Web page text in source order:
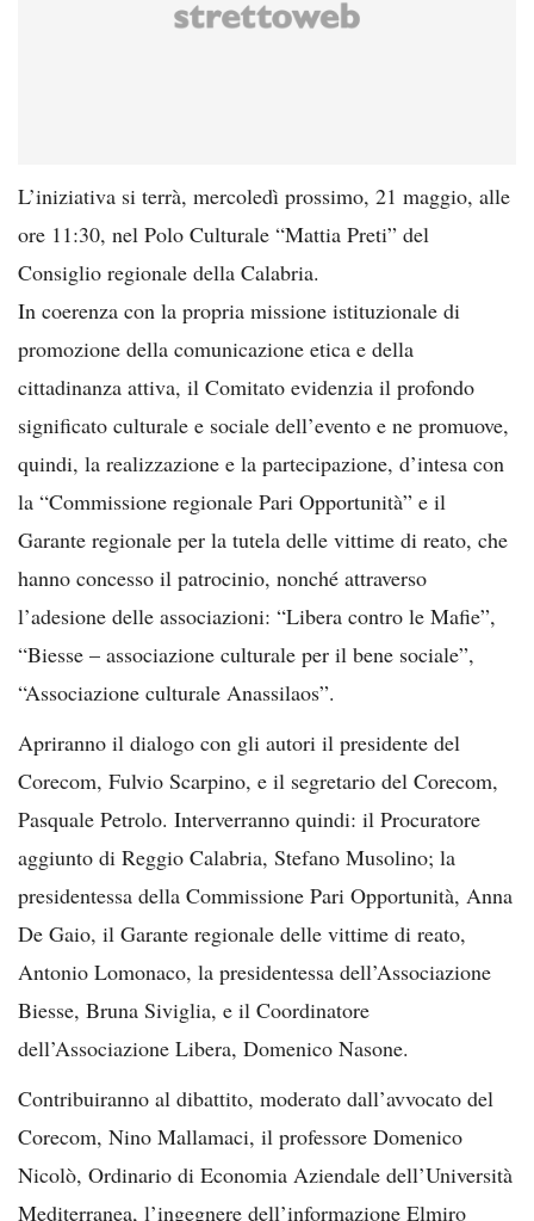
L’iniziativa si terrà, mercoledì prossimo, 21 maggio, alle
ore 11:30, nel Polo Culturale “Mattia Preti” del
Consiglio regionale della Calabria.
In coerenza con la propria missione istituzionale di
promozione della comunicazione etica e della
cittadinanza attiva, il Comitato evidenzia il profondo
significato culturale e sociale dell’evento e ne promuove,
quindi, la realizzazione e la partecipazione, d’intesa con
la “Commissione regionale Pari Opportunità” e il
Garante regionale per la tutela delle vittime di reato, che
hanno concesso il patrocinio, nonché attraverso
l’adesione delle associazioni: “Libera contro le Mafie”,
“Biesse – associazione culturale per il bene sociale”,
“Associazione culturale Anassilaos”.
Apriranno il dialogo con gli autori il presidente del
Corecom, Fulvio Scarpino, e il segretario del Corecom,
Pasquale Petrolo. Interverranno quindi: il Procuratore
aggiunto di Reggio Calabria, Stefano Musolino; la
presidentessa della Commissione Pari Opportunità, Anna
De Gaio, il Garante regionale delle vittime di reato,
Antonio Lomonaco, la presidentessa dell’Associazione
Biesse, Bruna Siviglia, e il Coordinatore
dell’Associazione Libera, Domenico Nasone.
Contribuiranno al dibattito, moderato dall’avvocato del
Corecom, Nino Mallamaci, il professore Domenico
Nicolò, Ordinario di Economia Aziendale dell’Università
Mediterranea, l’ingegnere dell’informazione Elmiro